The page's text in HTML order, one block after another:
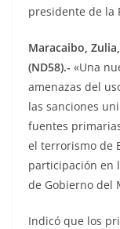
presidente de la
Maracaibo,
(ND58).- «Una
amenazas del
las sanciones
fuentes
el terrorismo de
participación en
de Gobierno del
Indicó que los